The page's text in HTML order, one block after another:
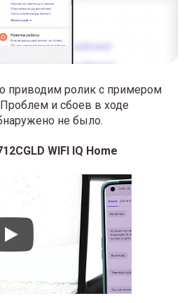
приводим ролик с примером
и сбоев в ходе
не было.
WIFI IQ Home